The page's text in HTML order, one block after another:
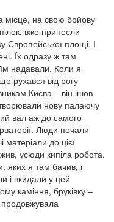
місце, на свою бойову
вже принесли
Європейської площі. І
Їх одразу ж там
надавали. Коли я
рухався від рогу
Києва – він ішов
нову палаючу
вал аж до самого
Люди почали
матеріали до цієї
усюди кипіла робота.
яких я там бачив, і
і вкидали у цей
каміння, бруківку –